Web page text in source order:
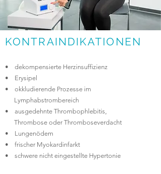
KONTRAINDIKATIONEN
• dekompensierte Herzinsuffizienz
• Erysipel
• okkludierende Prozesse im
Lymphabstrombereich
• ausgedehnte Thrombophlebitis,
Thrombose oder Thromboseverdacht
• Lungenödem
• frischer Myokardinfarkt
• schwere nicht eingestellte Hypertonie